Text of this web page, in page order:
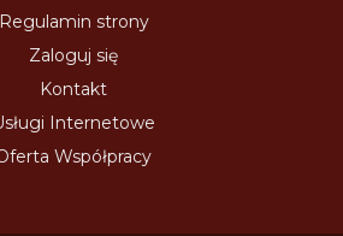
Regulamin strony
Zaloguj się
Kontakt
Internetowe
Współpracy